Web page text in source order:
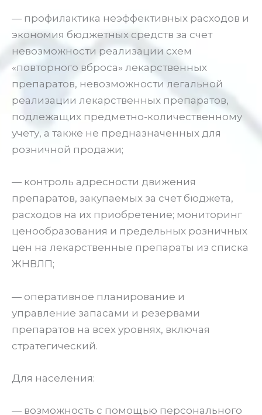
— профилактика неэффективных расходов и
экономия бюджетных средств за счет
невозможности реализации схем
«повторного вброса» лекарственных
препаратов, невозможности легальной
реализации лекарственных препаратов,
подлежащих предметно-количественному
учету, а также не предназначенных для
розничной продажи;
— контроль адресности движения
препаратов, закупаемых за счет бюджета,
расходов на их приобретение; мониторинг
ценообразования и предельных розничных
цен на лекарственные препараты из списка
ЖНВЛП;
— оперативное планирование и
управление запасами и резервами
препаратов на всех уровнях, включая
стратегический.
Для населения:
— возможность с помощью персонального